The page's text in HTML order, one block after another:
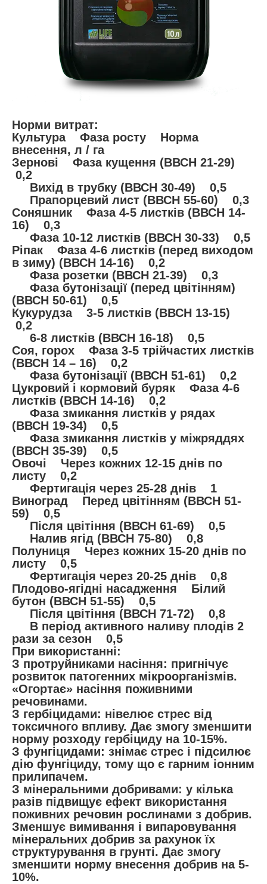
Норми витрат:
Культура Фаза росту Норма
внесення, л / га
Зернові Фаза кущення (ВВСН 21-29)
0,2
Вихід в трубку (ВВСН 30-49) 0,5
Прапорцевий лист (ВВСН 55-60) 0,3
Соняшник Фаза 4-5 листків (ВВСН 14-
16) 0,3
Фаза 10-12 листків (ВВСН 30-33) 0,5
Ріпак Фаза 4-6 листків (перед виходом
в зиму) (ВВСН 14-16) 0,2
Фаза розетки (ВВСН 21-39) 0,3
Фаза бутонізації (перед цвітінням)
(ВВСН 50-61) 0,5
Кукурудза 3-5 листків (ВВСН 13-15)
0,2
6-8 листків (ВВСН 16-18) 0,5
Соя, горох Фаза 3-5 трійчастих листків
(ВВСН 14 – 16) 0,2
Фаза бутонізації (ВВСН 51-61) 0,2
Цукровий і кормовий буряк Фаза 4-6
листків (ВВСН 14-16) 0,2
Фаза змикання листків у рядах
(ВВСН 19-34) 0,5
Фаза змикання листків у міжряддях
(ВВСН 35-39) 0,5
Овочі Через кожних 12-15 днів по
листу 0,2
Фертигація через 25-28 днів 1
Виноград Перед цвітінням (ВВСН 51-
59) 0,5
Після цвітіння (ВВСН 61-69) 0,5
Налив ягід (ВВСН 75-80) 0,8
Полуниця Через кожних 15-20 днів по
листу 0,5
Фертигація через 20-25 днів 0,8
Плодово-ягідні насадження Білий
бутон (ВВСН 51-55) 0,5
Після цвітіння (ВВСН 71-72) 0,8
В період активного наливу плодів 2
рази за сезон 0,5
При використанні:
З протруйниками насіння: пригнічує
розвиток патогенних мікроорганізмів.
«Огортає» насіння поживними
речовинами.
З гербіцидами: нівелює стрес від
токсичного впливу. Дає змогу зменшити
норму розходу гербіциду на 10-15%.
З фунгіцидами: знімає стрес і підсилює
дію фунгіциду, тому що є гарним іонним
прилипачем.
З мінеральними добривами: у кілька
разів підвищує ефект використання
поживних речовин рослинами з добрив.
Зменшує вимивання і випаровування
мінеральних добрив за рахунок їх
структурування в грунті. Дає змогу
зменшити норму внесення добрив на 5-
10%.